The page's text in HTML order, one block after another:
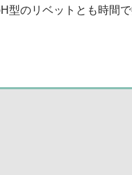
型のリベットとも時間